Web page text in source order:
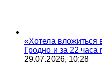
«Хотела вложиться
Гродно и за 22
29.07.2026, 10:28